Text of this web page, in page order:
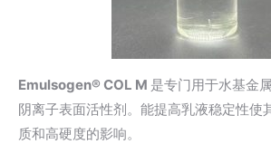
Emulsogen® COL M 是专门用于水基金
阴离子表面活性剂。能提高乳液稳定性使
质和高硬度的影响。